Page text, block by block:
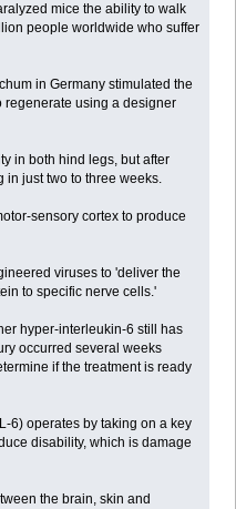
mice the ability to walk
people worldwide who suffer
in Germany stimulated the
regenerate using a designer
in both hind legs, but after
in just two to three weeks.
sensory cortex to produce
viruses to 'deliver the
to specific nerve cells.'
hyper-interleukin-6 still has
occurred several weeks
if the treatment is ready
6) operates by taking on a key
disability, which is damage
the brain, skin and